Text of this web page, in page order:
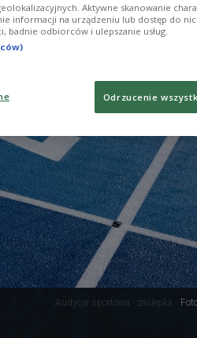
Audycja sportowa - zaślepka
Aktywne skanowanie
informacji na urządzeniu lub dostęp do
badnie odbiorców i ulepszanie usług.
Odrzucenie